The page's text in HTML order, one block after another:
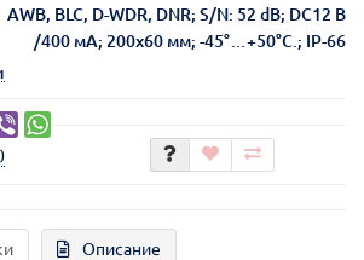
AWB, BLC, D-WDR, DNR; S/N: 52 dB; DC12 В
/400 мА; 200х60 мм; -45°…+50°C.; IP-66
Описание